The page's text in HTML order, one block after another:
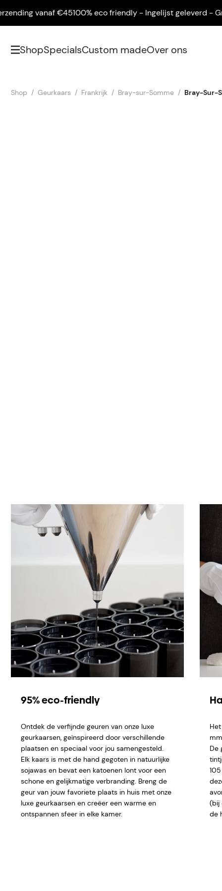
vanaf €45100% eco friendly - Ingelijst geleverd - Gratis
ShopSpecialsCustom madeOver ons
Shop Geurkaars Frankrijk Bray-sur-Somme Bray-Sur-
95% eco-friendly
Ontdek de verfijnde geuren van onze luxe
geurkaarsen, geïnspireerd door verschillende
plaatsen en speciaal voor jou samengesteld.
Elk kaars is met de hand gegoten in natuurlijke
sojawas en bevat een katoenen lont voor een
schone en gelijkmatige verbranding. Breng de
geur van jouw favoriete plaats in huis met onze
luxe geurkaarsen en creëer een warme en
ontspannen sfeer in elke kamer.
De
(bij
de